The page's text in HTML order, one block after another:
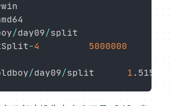
/day09/split
-4
5000000
/day09/split 1 .